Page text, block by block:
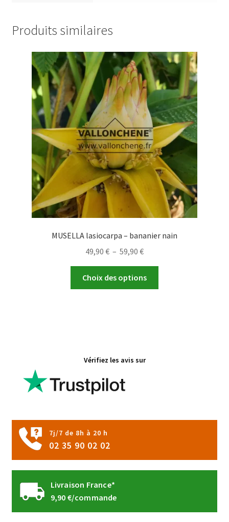
Produits similaires
MUSELLA lasiocarpa – bananier nain
49,90 € – 59,90 €Plage
de
prix :
49,90 €
Choix des options
Vérifiez les avis sur
7j/7 de 8h à 20 h
02 35 90 02 02
Livraison France*
9,90 €/commande